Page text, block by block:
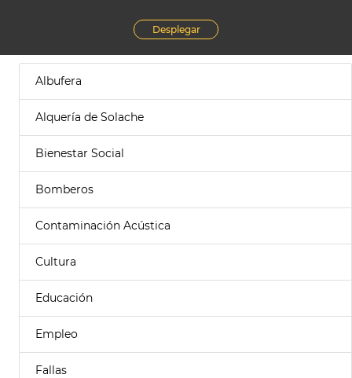
Desplegar
Albufera
Alquería de Solache
Bienestar Social
Bomberos
Contaminación Acústica
Cultura
Educación
Empleo
Fallas